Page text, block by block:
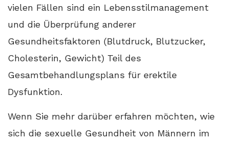
vielen Fällen sind ein Lebensstilmanagement
und die Überprüfung anderer
Gesundheitsfaktoren (Blutdruck, Blutzucker,
Cholesterin, Gewicht) Teil des
Gesamtbehandlungsplans für erektile
Dysfunktion.
Wenn Sie mehr darüber erfahren möchten, wie
sich die sexuelle Gesundheit von Männern im